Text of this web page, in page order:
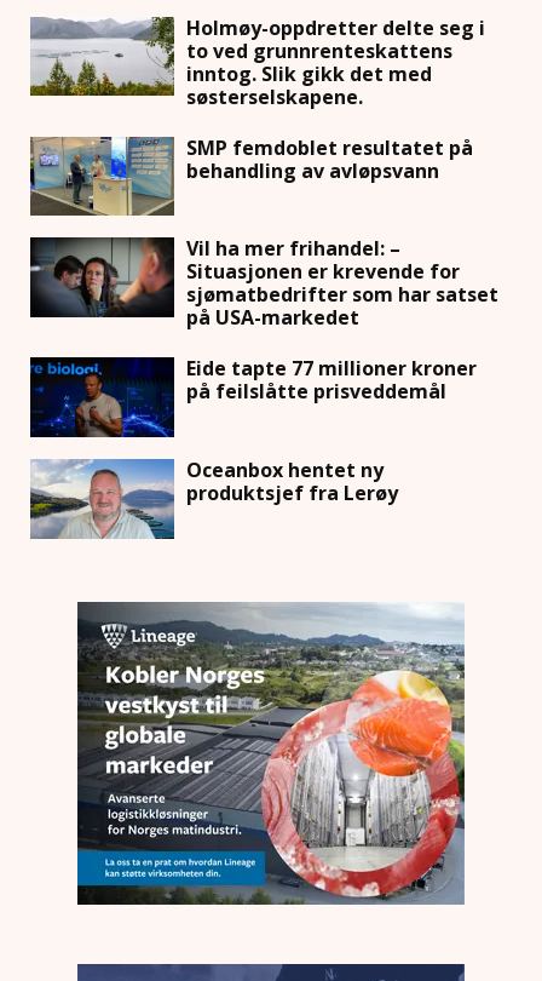
Holmøy-oppdretter delte seg i
to ved grunnrenteskattens
inntog. Slik gikk det med
søsterselskapene.
SMP femdoblet resultatet på
behandling av avløpsvann
Vil ha mer frihandel: –
Situasjonen er krevende for
sjømatbedrifter som har satset
på USA-markedet
Eide tapte 77 millioner kroner
på feilslåtte prisveddemål
Oceanbox hentet ny
produktsjef fra Lerøy